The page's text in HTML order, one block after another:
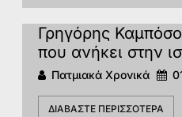
Γρηγόρης
που ανήκει στην
Πατμιακά Χρονικά
ΔΙΑΒΆΣΤΕ ΠΕΡΙΣΣΌΤΕΡΑ